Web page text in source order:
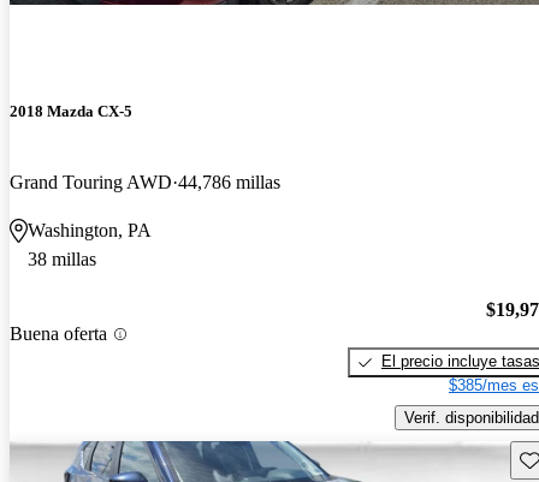
2018 Mazda CX-5
Grand Touring AWD 44,786 millas
Washington, PA
38 millas
Buena oferta
El precio incluye tasas
$385/mes
Verif. disponibilidad